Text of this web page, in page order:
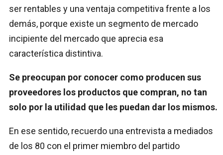
ser rentables y una ventaja competitiva frente a los
demás, porque existe un segmento de mercado
incipiente del mercado que aprecia esa
característica distintiva.
Se preocupan por conocer como producen sus
proveedores los productos que compran, no tan
solo por la utilidad que les puedan dar los mismos.
En ese sentido, recuerdo una entrevista a mediados
de los 80 con el primer miembro del partido